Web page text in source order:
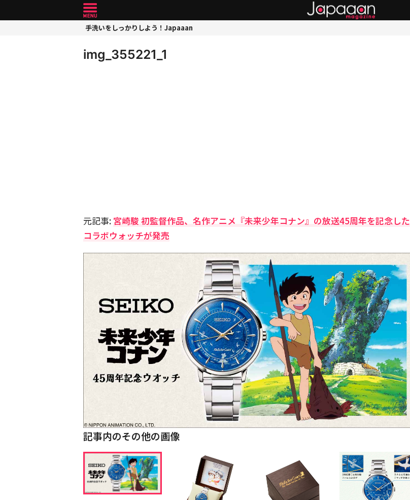
手洗いをしっかりしよう！Japaaan
img_355221_1
元記事: 宮崎駿 初監督作品、名作アニメ『未来少年コナン』の放送45周年を記念した
コラボウォッチが発売
記事内のその他の画像